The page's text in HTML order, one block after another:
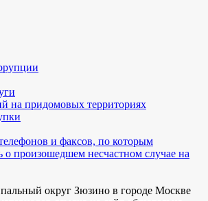
на придомовых территориях
и факсов, по которым
о произошедшем несчастном случае на
округ Зюзино в городе Москве